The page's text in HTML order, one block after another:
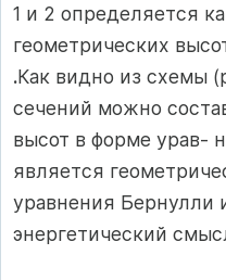
1 и 2 определяется
геометрических
.Как видно из схемы
сечений можно
высот в форме урав-
является
уравнения Бернулли
энергетический